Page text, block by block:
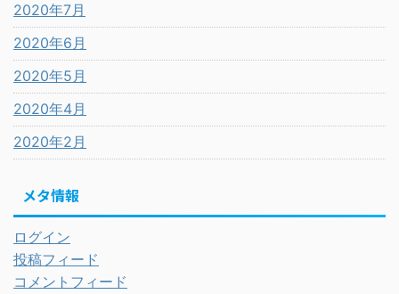
2020年7月
2020年6月
2020年5月
2020年4月
2020年2月
メタ情報
ログイン
投稿フィード
コメントフィード